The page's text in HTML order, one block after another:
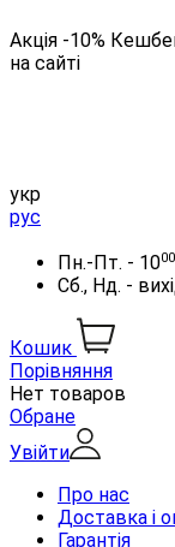
Акція -10%
на сайті
укр
рус
Пн.-Пт. - 1000
Сб., Нд. -
Кошик
Порівняння
Нет товаров
Обране
Увійти
Про нас
Доставка і
Гарантія